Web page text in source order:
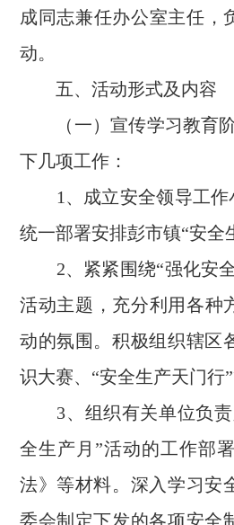
成同志兼任办公室主任，
动。
五、活动形式及内容
（一）宣传学习教育阶
下几项工作：
1、成立安全领导工作
统一部署安排彭市镇“安全
2、紧紧围绕“强化安全
活动主题，充分利用各种
动的氛围。积极组织辖区
识大赛、“安全生产天门行”
3、组织有关单位负责
全生产月”活动的工作部
法》等材料。深入学习安
委会制定下发的各项安全